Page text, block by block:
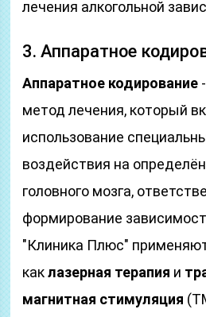
лечения алкогольной
3. Аппаратное
Аппаратное кодирование
метод лечения, который
использование
воздействия на
головного мозга,
формирование
"Клиника Плюс"
каклазерная терапия и
магнитная стимуляция